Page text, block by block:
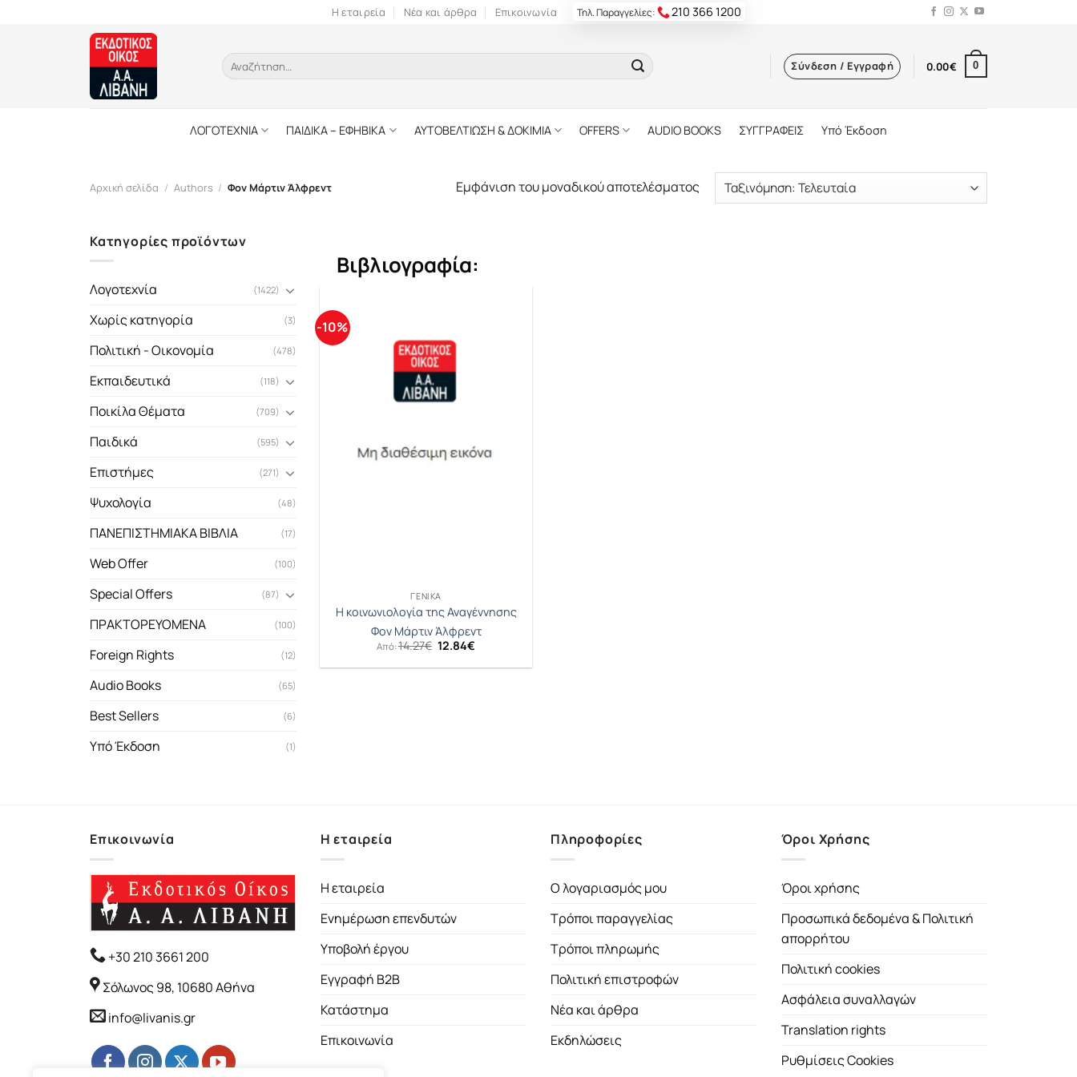
Η εταιρεία Νέα και άρθρα Επικοινωνία Τηλ. Παραγγελίες: 210 366 1200
Αναζήτηση
για:
Σύνδεση / Εγγραφή 0.00€ 0
ΛΟΓΟΤΕΧΝΙΑ ΠΑΙΔΙΚΑ – ΕΦΗΒΙΚΑ ΑΥΤΟΒΕΛΤΙΩΣΗ & ΔΟΚΙΜΙΑ OFFERS AUDIO BOOKS ΣΥΓΓΡΑΦΕΙΣ Υπό Έκδοση
Αρχική σελίδα / Authors / Φον Μάρτιν Άλφρεντ Εμφάνιση του μοναδικού αποτελέσματος
Κατηγορίες προϊόντων
Λογοτεχνία (1422)
Χωρίς κατηγορία (3)
Πολιτική - Οικονομία (478)
Εκπαιδευτικά (118)
Ποικίλα Θέματα (709)
Παιδικά (595)
Επιστήμες (271)
Ψυχολογία (48)
ΠΑΝΕΠΙΣΤΗΜΙΑΚΑ ΒΙΒΛΙΑ (17)
Web Offer (100)
Special Offers (87)
ΠΡΑΚΤΟΡΕΥΟΜΕΝΑ (100)
Foreign Rights (12)
Audio Books (65)
Best Sellers (6)
Υπό Έκδοση (1)
Βιβλιογραφία:
-10%
ΓΕΝΙΚΆ
Η κοινωνιολογία της Αναγέννησης
Φον Μάρτιν Άλφρεντ
Από:14.27€ Original
was:
12.84€
τιμή
Επικοινωνία
+30 210 3661 200
Σόλωνος 98, 10680 Αθήνα
info@livanis.gr
Η εταιρεία
Η εταιρεία
Ενημέρωση επενδυτών
Υποβολή έργου
Εγγραφή B2B
Κατάστημα
Επικοινωνία
Πληροφορίες
Ο λογαριασμός μου
Τρόποι παραγγελίας
Τρόποι πληρωμής
Πολιτική επιστροφών
Νέα και άρθρα
Εκδηλώσεις
Όροι Χρήσης
Όροι χρήσης
Προσωπικά δεδομένα & Πολιτική
απορρήτου
Πολιτική cookies
Ασφάλεια συναλλαγών
Translation rights
Ρυθμίσεις Cookies